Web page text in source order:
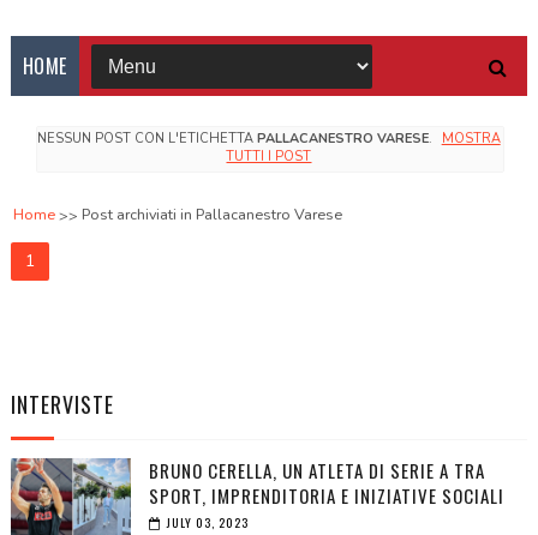
HOME
NESSUN POST CON L'ETICHETTAPALLACANESTRO VARESE.
MOSTRA
TUTTI I POST
Home Post archiviati in Pallacanestro Varese
1
INTERVISTE
BRUNO CERELLA, UN ATLETA DI SERIE A TRA
SPORT, IMPRENDITORIA E INIZIATIVE SOCIALI
JULY 03, 2023